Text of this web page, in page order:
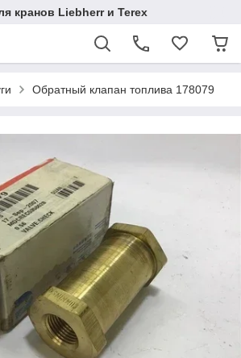
кранов Liebherr и Terex
Обратный клапан топлива 178079